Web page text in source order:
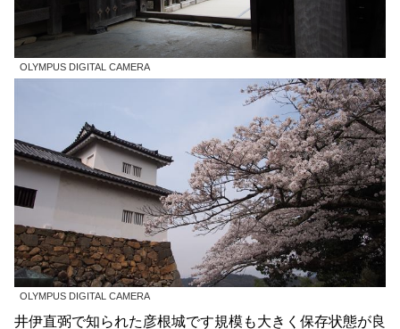
OLYMPUS DIGITAL CAMERA
OLYMPUS DIGITAL CAMERA
井伊直弼で知られた彦根城です規模も大きく保存状態が良